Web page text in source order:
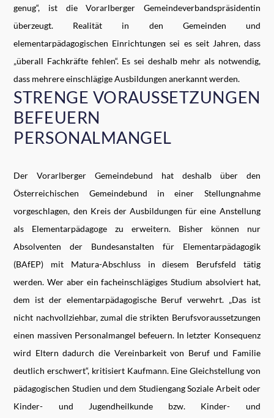
genug“, ist die Vorarlberger Gemeindeverbandspräsidentin
überzeugt. Realität in den Gemeinden und
elementarpädagogischen Einrichtungen sei es seit Jahren, dass
„überall Fachkräfte fehlen“. Es sei deshalb mehr als notwendig,
dass mehrere einschlägige Ausbildungen anerkannt werden.
STRENGE VORAUSSETZUNGEN
BEFEUERN
PERSONALMANGEL
Der Vorarlberger Gemeindebund hat deshalb über den
Österreichischen Gemeindebund in einer Stellungnahme
vorgeschlagen, den Kreis der Ausbildungen für eine Anstellung
als Elementarpädagoge zu erweitern. Bisher können nur
Absolventen der Bundesanstalten für Elementarpädagogik
(BAfEP) mit Matura-Abschluss in diesem Berufsfeld tätig
werden. Wer aber ein facheinschlägiges Studium absolviert hat,
dem ist der elementarpädagogische Beruf verwehrt. „Das ist
nicht nachvollziehbar, zumal die strikten Berufsvoraussetzungen
einen massiven Personalmangel befeuern. In letzter Konsequenz
wird Eltern dadurch die Vereinbarkeit von Beruf und Familie
deutlich erschwert“, kritisiert Kaufmann. Eine Gleichstellung von
pädagogischen Studien und dem Studiengang Soziale Arbeit oder
Kinder- und Jugendheilkunde bzw. Kinder- und